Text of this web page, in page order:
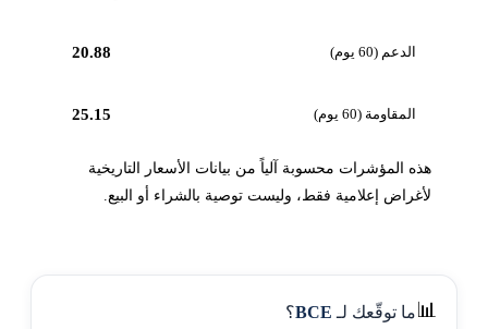
الدعم (60 يوم) 20.88
المقاومة (60 يوم) 25.15
هذه المؤشرات محسوبة آلياً من بيانات الأسعار التاريخية
لأغراض إعلامية فقط، وليست توصية بالشراء أو البيع.
📊ما توقّعك لـBCE؟